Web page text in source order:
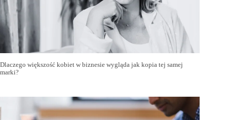
Dlaczego większość kobiet w biznesie wygląda jak kopia tej samej
marki?